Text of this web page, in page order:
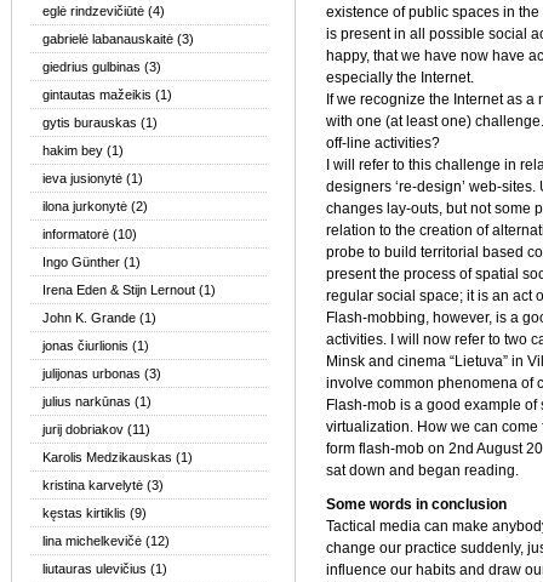
eglė rindzevičiūtė (4)
gabrielė labanauskaitė (3)
giedrius gulbinas (3)
gintautas mažeikis (1)
gytis burauskas (1)
hakim bey (1)
ieva jusionytė (1)
ilona jurkonytė (2)
informatorė (10)
Ingo Günther (1)
Irena Eden & Stijn Lernout (1)
John K. Grande (1)
jonas čiurlionis (1)
julijonas urbonas (3)
julius narkūnas (1)
jurij dobriakov (11)
Karolis Medzikauskas (1)
kristina karvelytė (3)
kęstas kirtiklis (9)
lina michelkevičė (12)
liutauras ulevičius (1)
existence of public spaces in
is present in all possible social
happy, that we have now have
especially the Internet.
If we recognize the Internet as
with one (at least one)
off-line activities?
I will refer to this challenge in
designers ‘re-design’ web-
changes lay-outs, but not some
relation to the creation of
probe to build territorial based
present the process of spatial
regular social space; it is an act
Flash-mobbing, however, is a
activities. I will now refer to two
Minsk and cinema “Lietuva” in
involve common phenomena of
Flash-mob is a good example
virtualization. How we can
form flash-mob on 2nd August
sat down and began reading.
Some words in conclusion
Tactical media can make
change our practice suddenly,
influence our habits and draw